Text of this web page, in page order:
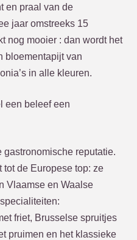
en praal van de
jaar omstreeks 15
nog mooier : dan wordt het
bloementapijt van
in alle kleuren.
een beleef een
gastronomische reputatie.
de Europese top: ze
Vlaamse en Waalse
friet, Brusselse spruitjes
pruimen en het klassieke